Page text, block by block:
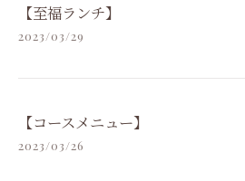
【至福ランチ】
2023/03/29
【コースメニュー】
2023/03/26